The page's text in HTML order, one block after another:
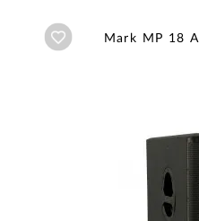
Añadir a wishlist
Mark MP 18